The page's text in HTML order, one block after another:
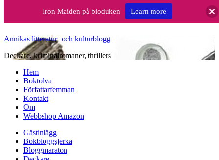
Annikas litteratur- och kulturblogg
Deckare, kriminalromaner, thrillers
Hem
Boktolva
Författarfemman
Kontakt
Om
Webbshop Amazon
Gästinlägg
Bokbloggsjerka
Bloggmaraton
Iron Maiden på bioduken Learn more